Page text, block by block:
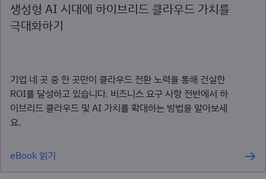
생성형 AI 시대에 하이브리드 클라우드 가치를
극대화하기
기업 네 곳 중 한 곳만이 클라우드 전환 노력을 통해 건실한
ROI를 달성하고 있습니다. 비즈니스 요구 사항 전반에서 하
이브리드 클라우드 및 AI 가치를 확대하는 방법을 알아보세
요.
eBook 읽기